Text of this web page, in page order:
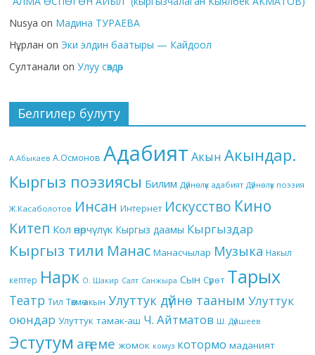
Nusya on Мадина ТУРАЕВА
Нұрлан on Эки элдин баатыры — Кайдоол
Султанали onУлуу сөздөр
Белгилер булуту
А.Абыкаев А.Осмонов Адабият Акын Акындар.
Кыргыз поэзиясы Билим Дүйнөлүк адабият Дүйнөлүк поэзия
Ж.Касаболотов Инсан Интернет Искусство Кино
Китеп Кол өнөрчүлүк Кыргыз даамы Кыргыздар
Кыргыз тили Манас Манасчылар Музыка Накыл
кептер Нарк О. Шакир Салт Санжыра Сын Сүрөт Тарых
Театр Тил Төкмө акын Улуттук дүйнө тааным Улуттук
оюндар Улуттук тамак-аш Ч. Айтматов Ш. Дүйшеев
Эстутум аңгеме жомок комуз котормо маданият